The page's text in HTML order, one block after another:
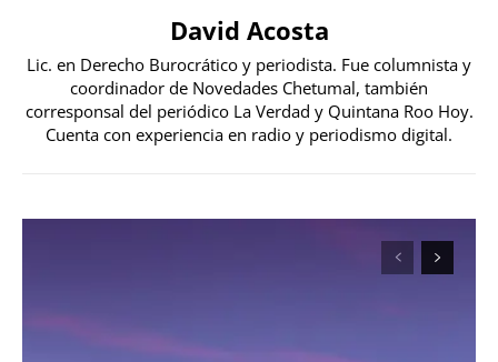
David Acosta
Lic. en Derecho Burocrático y periodista. Fue columnista y
coordinador de Novedades Chetumal, también
corresponsal del periódico La Verdad y Quintana Roo Hoy.
Cuenta con experiencia en radio y periodismo digital.